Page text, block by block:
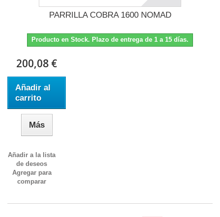
PARRILLA COBRA 1600 NOMAD
Producto en Stock. Plazo de entrega de 1 a 15 días.
200,08 €
Añadir al
carrito
Más
Añadir a la lista
de deseos
Agregar para
comparar